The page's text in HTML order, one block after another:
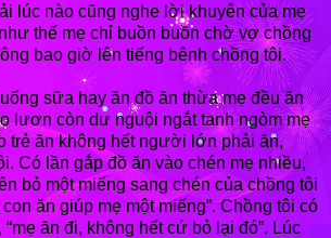
lúc nào cũng nghe lời khuyên của mẹ
thế mẹ chỉ buồn buồn chờ vợ chồng
bao giờ lên tiếng bênh chồng tôi.
sữa hay ăn đồ ăn thừa mẹ đều ăn
lươn còn dư nguội ngắt tanh ngòm mẹ
trẻ ăn không hết người lớn phải ăn,
Có lần gắp đồ ăn vào chén mẹ nhiều,
bỏ một miếng sang chén của chồng tôi
ăn giúp mẹ một miếng”. Chồng tôi có
ăn đi, không hết cứ bỏ lại đó”. Lúc